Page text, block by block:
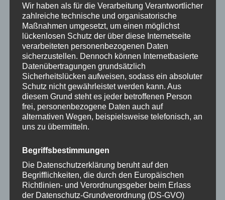
VERHANDLUNG
Kommen Sie manchmal nicht zu Wort? Haben
Sie Ihre Gesprächspartner verstanden? Wie
erreichen Sie Ihre Ziele? Haben Sie sich trotz
umfangreichen Wissens nicht durchsetzen
können? …
MehrVERHANDLUNG
Wir haben als für die Verarbeitung Verantwortlicher
zahlreiche technische und organisatorische
Maßnahmen umgesetzt, um einen möglichst
lückenlosen Schutz der über diese Internetseite
verarbeiteten personenbezogenen Daten
sicherzustellen. Dennoch können Internetbasierte
Datenübertragungen grundsätzlich
Sicherheitslücken aufweisen, sodass ein absoluter
Schutz nicht gewährleistet werden kann. Aus
diesem Grund steht es jeder betroffenen Person
frei, personenbezogene Daten auch auf
alternativen Wegen, beispielsweise telefonisch, an
uns zu übermitteln.
Begriffsbestimmungen
Die Datenschutzerklärung beruht auf den
Begrifflichkeiten, die durch den Europäischen
Richtlinien- und Verordnungsgeber beim Erlass
der Datenschutz-Grundverordnung (DS-GVO)